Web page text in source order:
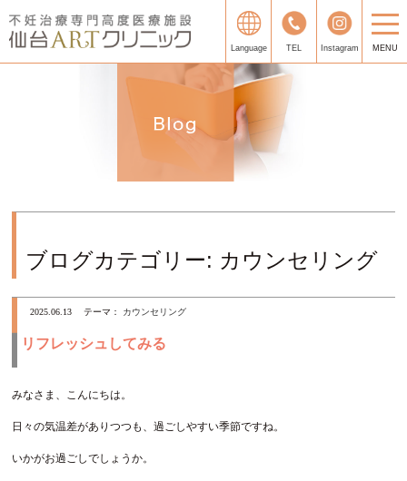
Language TEL Instagram MENU
ブログカテゴリー: カウンセリング
2025.06.13 テーマ： カウンセリング
リフレッシュしてみる
みなさま、こんにちは。
日々の気温差がありつつも、過ごしやすい季節ですね。
いかがお過ごしでしょうか。